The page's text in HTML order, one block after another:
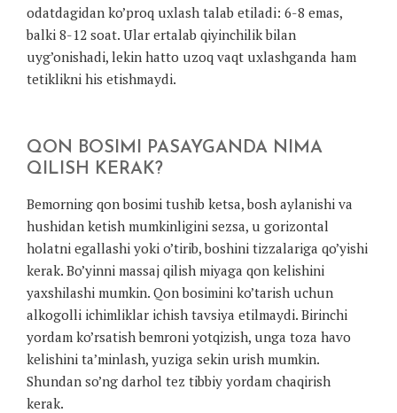
odatdagidan ko’proq uxlash talab etiladi: 6-8 emas,
balki 8-12 soat. Ular ertalab qiyinchilik bilan
uyg’onishadi, lekin hatto uzoq vaqt uxlashganda ham
tetiklikni his etishmaydi.
QON BOSIMI PASAYGANDA NIMA
QILISH KERAK?
Bemorning qon bosimi tushib ketsa, bosh aylanishi va
hushidan ketish mumkinligini sezsa, u gorizontal
holatni egallashi yoki o’tirib, boshini tizzalariga qo’yishi
kerak. Bo’yinni massaj qilish miyaga qon kelishini
yaxshilashi mumkin. Qon bosimini ko’tarish uchun
alkogolli ichimliklar ichish tavsiya etilmaydi. Birinchi
yordam ko’rsatish bemroni yotqizish, unga toza havo
kelishini ta’minlash, yuziga sekin urish mumkin.
Shundan so’ng darhol tez tibbiy yordam chaqirish
kerak.